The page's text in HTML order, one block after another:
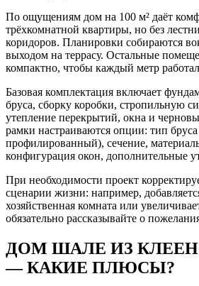
По ощущениям дом на 100 м² даёт
трёхкомнатной квартиры, но без
коридоров. Планировки собираются
выходом на террасу. Остальные
компактно, чтобы каждый метр
Базовая комплектация включает
бруса, сборку коробки, стропильную
утепление перекрытий, окна и
рамки настраиваются опции: тип
профилированный), сечение,
конфигурация окон, дополнительные
При необходимости проект
сценарии жизни: например,
хозяйственная комната или
обязательно рассказывайте о
ДОМ ШАЛЕ ИЗ
— КАКИЕ ПЛЮСЫ?